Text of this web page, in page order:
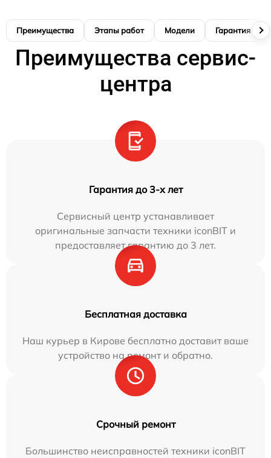
Преимущества Этапы работ Модели Гарантия
Преимущества сервис-
центра
Гарантия до 3-х лет
Сервисный центр устанавливает
оригинальные запчасти техники iconBIT и
предоставляет гарантию до 3 лет.
Бесплатная доставка
Наш курьер в Кирове бесплатно доставит ваше
устройство на ремонт и обратно.
Срочный ремонт
Большинство неисправностей техники iconBIT